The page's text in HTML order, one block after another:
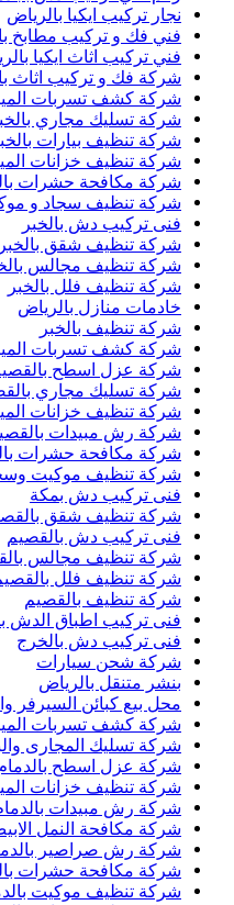
نجار تركيب ايكيا بالرياض
فني فك و تركيب مطابخ
فني تركيب اثاث ايكيا
شركة فك و تركيب اثاث
شركة كشف تسربات
شركة تسليك مجاري
شركة تنظيف بيارات
شركة تنظيف خزانات
شركة مكافحة حشرات
شركة تنظيف سجاد و
فنى تركيب دش بالخبر
شركة تنظيف شقق بالخبر
شركة تنظيف مجالس
شركة تنظيف فلل بالخبر
خادمات منازل بالرياض
شركة تنظيف بالخبر
شركة كشف تسربات
شركة عزل اسطح
شركة تسليك مجاري
شركة تنظيف خزانات
شركة رش مبيدات
شركة مكافحة حشرات
شركة تنظيف موكيت
فنى تركيب دش بمكة
شركة تنظيف شقق
فنى تركيب دش بالقصيم
شركة تنظيف مجالس
شركة تنظيف فلل
شركة تنظيف بالقصيم
فنى تركيب اطباق الدش
فنى تركيب دش بالخرج
شركة شحن سيارات
بنشر متنقل بالرياض
محل بيع كبائن السيرفر
شركة كشف تسربات
شركة تسليك المجارى
شركة عزل اسطح
شركة تنظيف خزانات
شركة رش مبيدات
شركة مكافحة النمل
شركة رش صراصير
شركة مكافحة حشرات
شركة تنظيف موكيت